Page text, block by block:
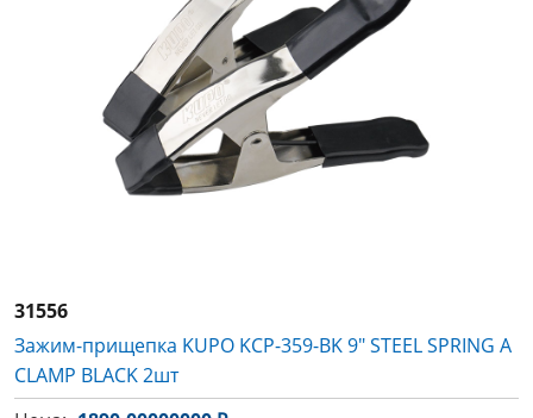
31556
Зажим-прищепка KUPO KCP-359-BK 9" STEEL SPRING A
CLAMP BLACK 2шт